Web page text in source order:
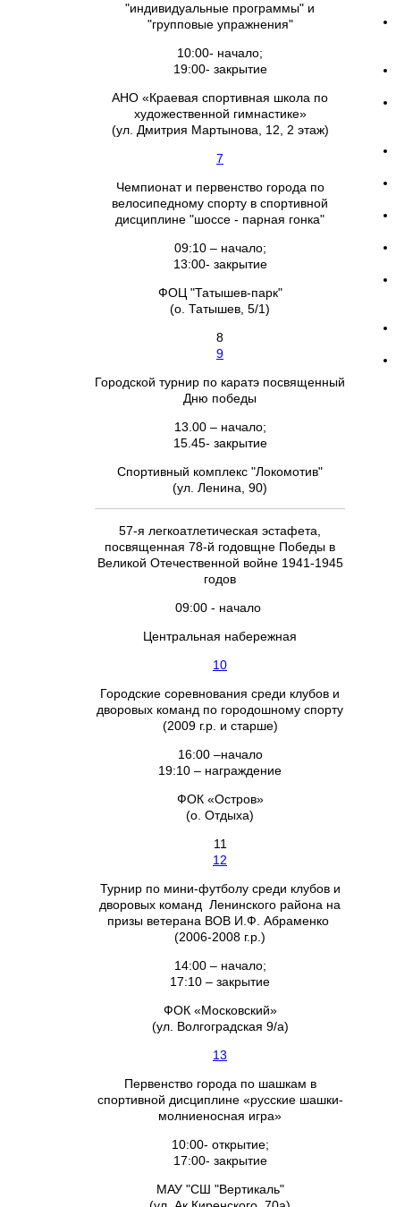
"индивидуальные программы" и
"групповые упражнения"
10:00- начало;
19:00- закрытие
АНО «Краевая спортивная школа по
художественной гимнастике»
(ул. Дмитрия Мартынова, 12, 2 этаж)
7
Чемпионат и первенство города по
велосипедному спорту в спортивной
дисциплине "шоссе - парная гонка"
09:10 – начало;
13:00- закрытие
ФОЦ "Татышев-парк"
(о. Татышев, 5/1)
8
9
Городской турнир по каратэ посвященный
Дню победы
13.00 – начало;
15.45- закрытие
Спортивный комплекс "Локомотив"
(ул. Ленина, 90)
57-я легкоатлетическая эстафета,
посвященная 78-й годовщне Победы в
Великой Отечественной войне 1941-1945
годов
09:00 - начало
Центральная набережная
10
Городские соревнования среди клубов и
дворовых команд по городошному спорту
(2009 г.р. и старше)
16:00 –начало
19:10 – награждение
ФОК «Остров»
(о. Отдыха)
11
12
Турнир по мини-футболу среди клубов и
дворовых команд Ленинского района на
призы ветерана ВОВ И.Ф. Абраменко
(2006-2008 г.р.)
14:00 – начало;
17:10 – закрытие
ФОК «Московский»
(ул. Волгоградская 9/а)
13
Первенство города по шашкам в
спортивной дисциплине «русские шашки-
молниеносная игра»
10:00- открытие;
17:00- закрытие
МАУ "СШ "Вертикаль"